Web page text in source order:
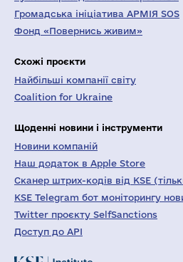
Громадська ініціатива АРМІЯ SOS
Фонд «Повернись живим»
Схожі проєкти
Найбільші компанії світу
Coalition for Ukraine
Щоденні новини і інструменти
Новини компаній
Наш додаток в Apple Store
Сканер штрих-кодів від KSE
KSE Telegram бот моніторингу
Twitter проєкту SelfSanctions
Доступ до API